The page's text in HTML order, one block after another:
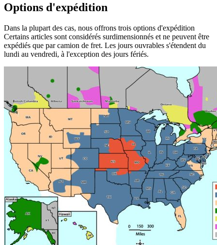
Options d'expédition
Dans la plupart des cas, nous offrons trois options d'expédition
Certains articles sont considérés surdimensionnés et ne peuvent être
expédiés que par camion de fret. Les jours ouvrables s'étendent du
lundi au vendredi, à l'exception des jours fériés.